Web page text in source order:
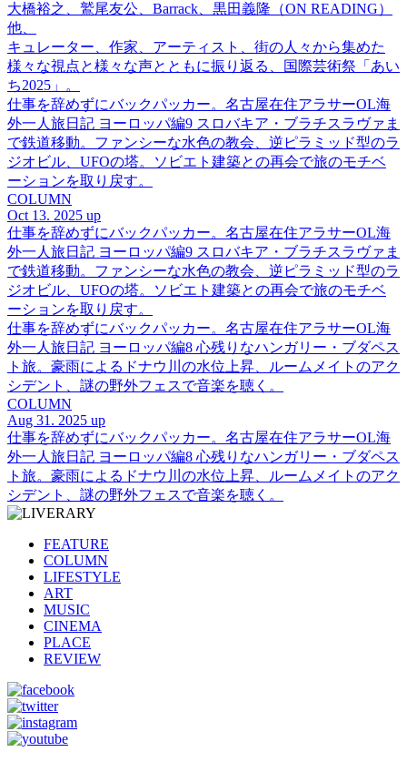
大橋裕之、鷲尾友公、Barrack、黒田義隆（ON READING）
他、
キュレーター、作家、アーティスト、街の人々から集めた
様々な視点と様々な声とともに振り返る、国際芸術祭「あい
ち2025」。
仕事を辞めずにバックパッカー。名古屋在住アラサーOL海
外一人旅日記 ヨーロッパ編9 スロバキア・ブラチスラヴァま
で鉄道移動。ファンシーな水色の教会、逆ピラミッド型のラ
ジオビル、UFOの塔。ソビエト建築との再会で旅のモチベ
ーションを取り戻す。
COLUMN
Oct 13. 2025 up
仕事を辞めずにバックパッカー。名古屋在住アラサーOL海
外一人旅日記 ヨーロッパ編9 スロバキア・ブラチスラヴァま
で鉄道移動。ファンシーな水色の教会、逆ピラミッド型のラ
ジオビル、UFOの塔。ソビエト建築との再会で旅のモチベ
ーションを取り戻す。
仕事を辞めずにバックパッカー。名古屋在住アラサーOL海
外一人旅日記 ヨーロッパ編8 心残りなハンガリー・ブダペス
ト旅。豪雨によるドナウ川の水位上昇、ルームメイトのアク
シデント、謎の野外フェスで音楽を聴く。
COLUMN
Aug 31. 2025 up
仕事を辞めずにバックパッカー。名古屋在住アラサーOL海
外一人旅日記 ヨーロッパ編8 心残りなハンガリー・ブダペス
ト旅。豪雨によるドナウ川の水位上昇、ルームメイトのアク
シデント、謎の野外フェスで音楽を聴く。
FEATURE
COLUMN
LIFESTYLE
ART
MUSIC
CINEMA
PLACE
REVIEW